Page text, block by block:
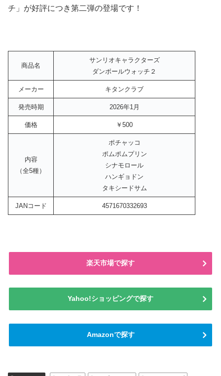
チ」が好評につき第二弾の登場です！
商品名
サンリオキャラクターズ
ダンボールウォッチ２
メーカー キタンクラブ
発売時期 2026年1月
価格 ￥500
内容
（全5種）
ポチャッコ
ポムポムプリン
シナモロール
ハンギョドン
タキシードサム
JANコード 4571670332693
楽天市場で探す
Yahoo!ショッピングで探す
Amazonで探す